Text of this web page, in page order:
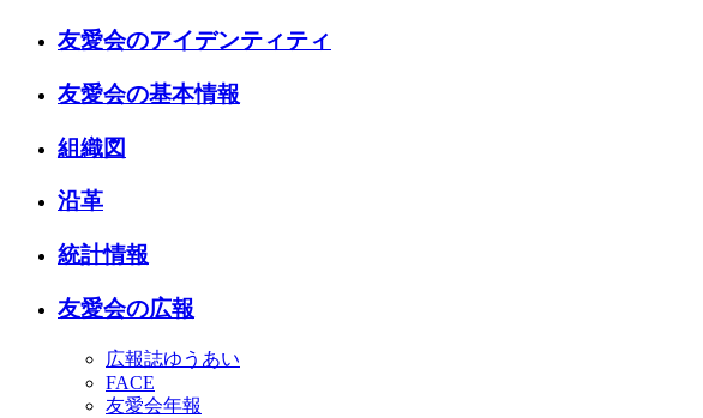
友愛会のアイデンティティ
友愛会の基本情報
組織図
沿革
統計情報
友愛会の広報
広報誌ゆうあい
FACE
友愛会年報